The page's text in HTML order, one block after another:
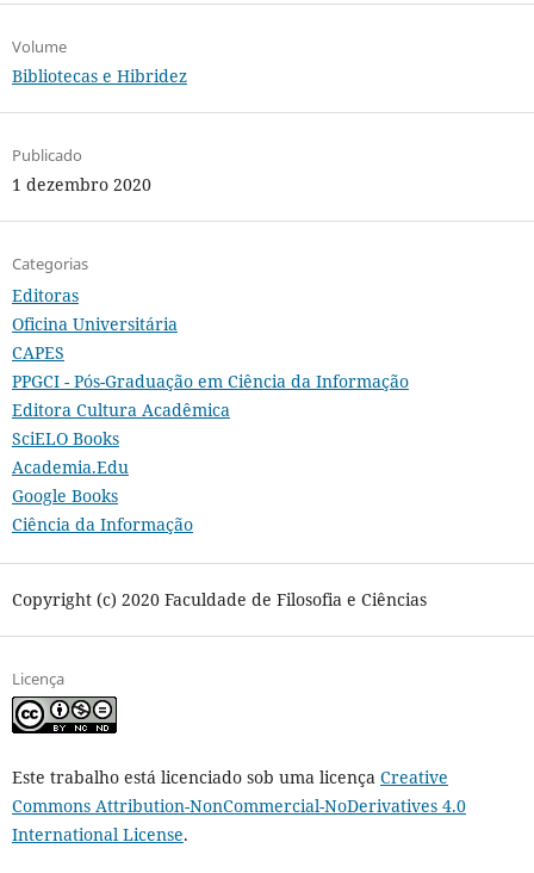
Volume
Bibliotecas e Hibridez
Publicado
1 dezembro 2020
Categorias
Editoras
Oficina Universitária
CAPES
PPGCI - Pós-Graduação em Ciência da Informação
Editora Cultura Acadêmica
SciELO Books
Academia.Edu
Google Books
Ciência da Informação
Copyright (c) 2020 Faculdade de Filosofia e Ciências
Licença
Este trabalho está licenciado sob uma licença Creative
Commons Attribution-NonCommercial-NoDerivatives 4.0
International License.